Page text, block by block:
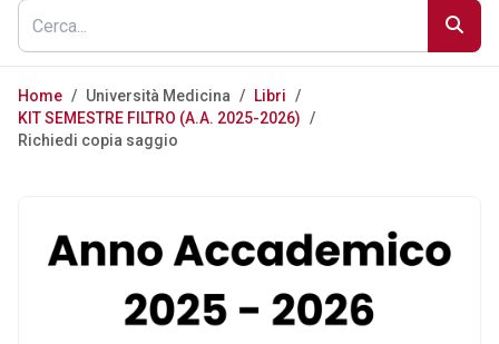
Home / Università Medicina / Libri /
KIT SEMESTRE FILTRO (A.A. 2025-2026) /
Richiedi copia saggio